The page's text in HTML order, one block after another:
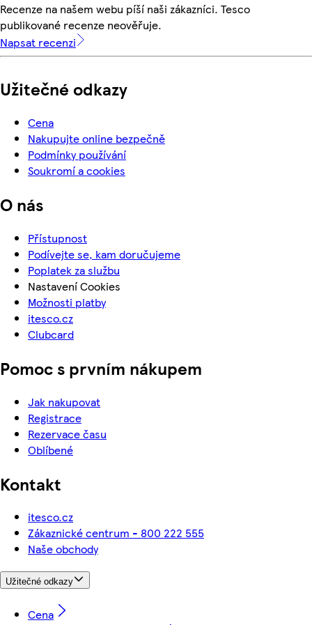
Recenze na našem webu píší naši zákazníci. Tesco
publikované recenze neověřuje.
Napsat recenzi
Užitečné odkazy
Cena
Nakupujte online bezpečně
Podmínky používání
Soukromí a cookies
O nás
Přístupnost
Podívejte se, kam doručujeme
Poplatek za službu
Nastavení Cookies
Možnosti platby
itesco.cz
Clubcard
Pomoc s prvním nákupem
Jak nakupovat
Registrace
Rezervace času
Oblíbené
Kontakt
itesco.cz
Zákaznické centrum - 800 222 555
Naše obchody
Užitečné odkazy
Cena